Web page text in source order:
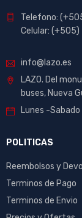
Telefono:
Celular:
info@lazo.es
LAZO. Del
buses, Nueva
Lunes -
POLITICAS
Reembolsos y
Terminos de Pago
Terminos de Envio